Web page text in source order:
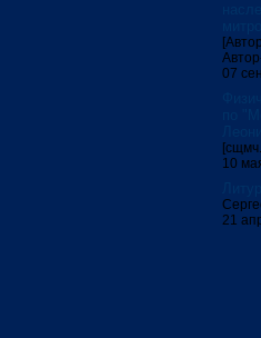
07
10
21